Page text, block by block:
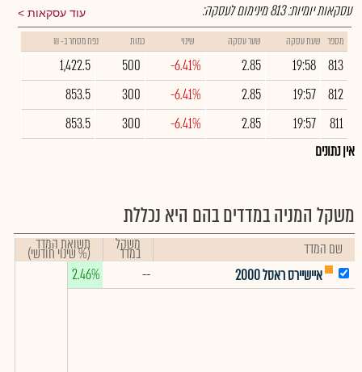
עוד עסקאות עסקאות יומיות:813מינימום לעסקה:
מספר שעת עסקה שער עסקה שינוי כמות נפח מסחר ב- ₪
813
19:58
2.85
-6.41%
500
1,422.5
812
19:57
2.85
-6.41%
300
853.5
811
19:57
2.85
-6.41%
300
853.5
אין נתונים
משקל המניה במדדים בהם היא נכללת
שם המדד משקל
במדד תשואת המדד
(% שינוי חודשי)
איישיירס ראסל 2000
--
2.46%